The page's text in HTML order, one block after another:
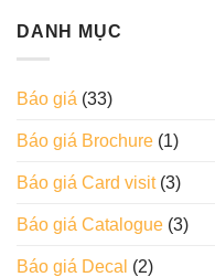
DANH MỤC
Báo giá (33)
Báo giá Brochure (1)
Báo giá Card visit(3)
Báo giá Catalogue (3)
Báo giá Decal (2)